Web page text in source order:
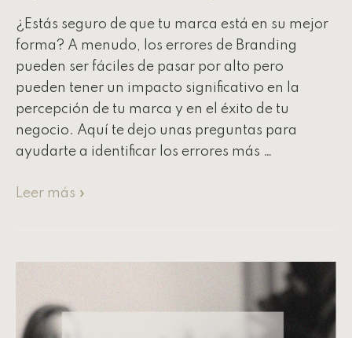
¿Estás seguro de que tu marca está en su mejor
forma? A menudo, los errores de Branding
pueden ser fáciles de pasar por alto pero
pueden tener un impacto significativo en la
percepción de tu marca y en el éxito de tu
negocio. Aquí te dejo unas preguntas para
ayudarte a identificar los errores más …
Leer más »